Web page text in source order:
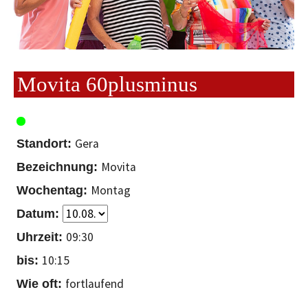
Movita 60plusminus
Gera
Movita
Montag
09:30
10:15
fortlaufend